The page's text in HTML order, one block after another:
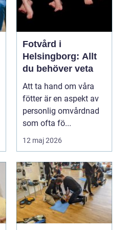
Fotvård i
Helsingborg: Allt
du behöver veta
Att ta hand om våra
fötter är en aspekt av
personlig omvårdnad
som ofta fö...
12 maj 2026